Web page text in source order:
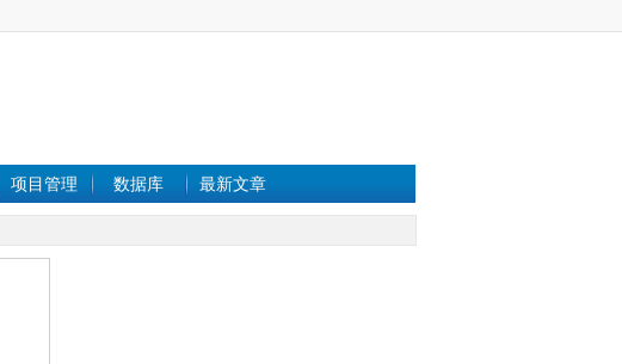
项目管理 数据库 最新文章